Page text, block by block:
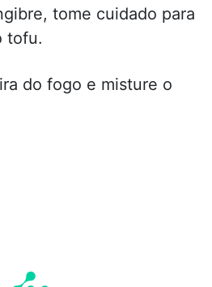
tome cuidado para
tofu.
do fogo e misture o